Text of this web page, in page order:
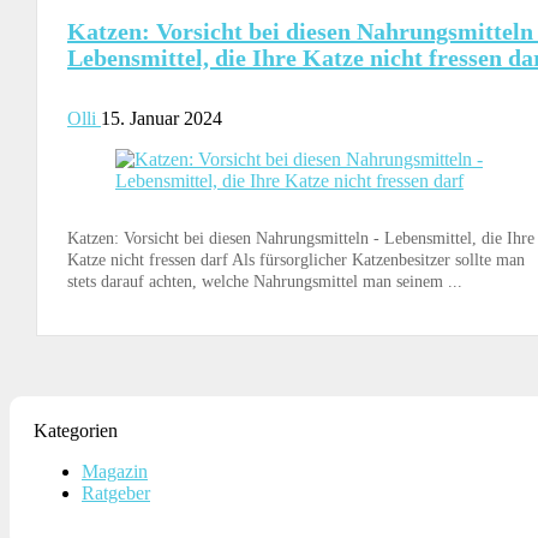
Katzen: Vorsicht bei diesen Nahrungsmitteln
Lebensmittel, die Ihre Katze nicht fressen
Olli 15. Januar 2024
Katzen: Vorsicht bei diesen Nahrungsmitteln - Lebensmittel, die Ihre
Katze nicht fressen darf Als fürsorglicher Katzenbesitzer sollte man
stets darauf achten, welche Nahrungsmittel man seinem ...
Kategorien
Magazin
Ratgeber